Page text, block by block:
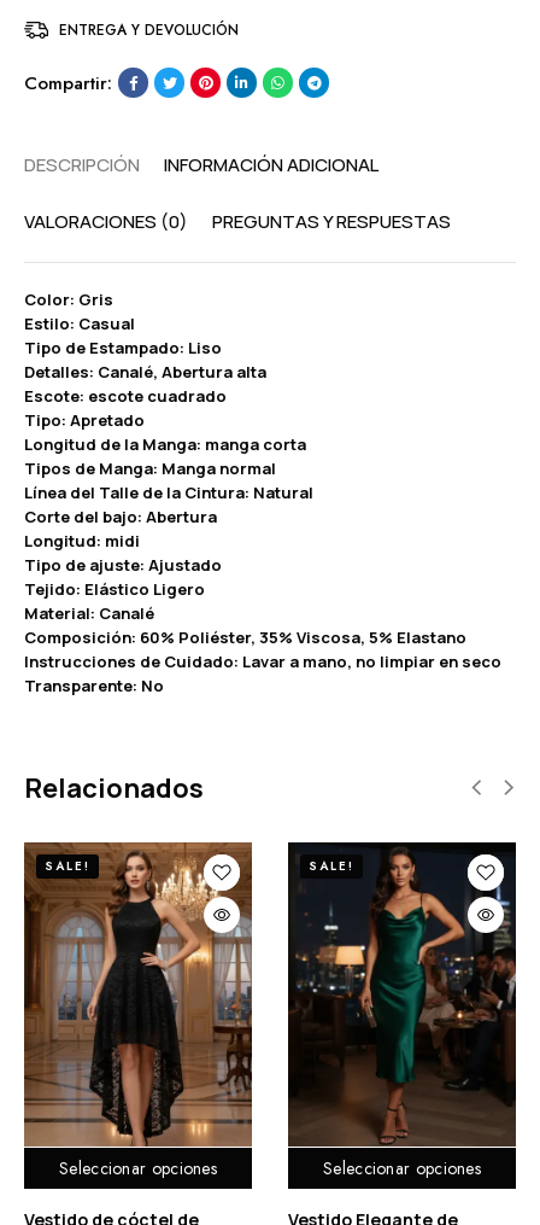
ENTREGA Y DEVOLUCIÓN
Compartir:
DESCRIPCIÓN INFORMACIÓN ADICIONAL
VALORACIONES (0) PREGUNTAS Y RESPUESTAS
Color: Gris
Estilo: Casual
Tipo de Estampado: Liso
Detalles: Canalé, Abertura alta
Escote: escote cuadrado
Tipo: Apretado
Longitud de la Manga: manga corta
Tipos de Manga: Manga normal
Línea del Talle de la Cintura: Natural
Corte del bajo: Abertura
Longitud: midi
Tipo de ajuste: Ajustado
Tejido: Elástico Ligero
Material: Canalé
Composición: 60% Poliéster, 35% Viscosa, 5% Elastano
Instrucciones de Cuidado: Lavar a mano, no limpiar en seco
Transparente: No
Relacionados
Seleccionar opciones
SALE!
Vestido Elegante de
Seleccionar opciones
SALE!
Vestido con estampado